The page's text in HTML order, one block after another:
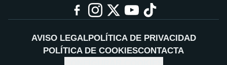
AVISO LEGALPOLÍTICA DE PRIVACIDAD
POLÍTICA DE COOKIESCONTACTA